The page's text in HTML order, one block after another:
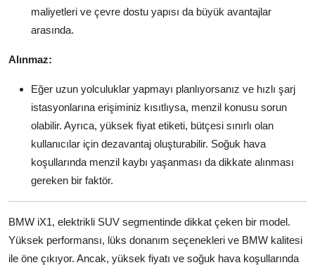
maliyetleri ve çevre dostu yapısı da büyük avantajlar
arasında.
Alınmaz:
Eğer uzun yolculuklar yapmayı planlıyorsanız ve hızlı şarj
istasyonlarına erişiminiz kısıtlıysa, menzil konusu sorun
olabilir. Ayrıca, yüksek fiyat etiketi, bütçesi sınırlı olan
kullanıcılar için dezavantaj oluşturabilir. Soğuk hava
koşullarında menzil kaybı yaşanması da dikkate alınması
gereken bir faktör.
BMW iX1, elektrikli SUV segmentinde dikkat çeken bir model.
Yüksek performansı, lüks donanım seçenekleri ve BMW kalitesi
ile öne çıkıyor. Ancak, yüksek fiyatı ve soğuk hava koşullarında